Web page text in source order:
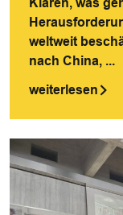
weltweit
nach China, ...
weiterlesen